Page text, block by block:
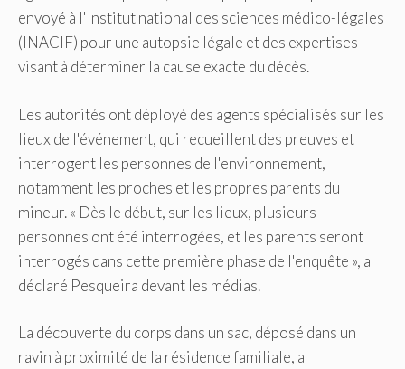
envoyé à l'Institut national des sciences médico-légales
(INACIF) pour une autopsie légale et des expertises
visant à déterminer la cause exacte du décès.
Les autorités ont déployé des agents spécialisés sur les
lieux de l'événement, qui recueillent des preuves et
interrogent les personnes de l'environnement,
notamment les proches et les propres parents du
mineur. « Dès le début, sur les lieux, plusieurs
personnes ont été interrogées, et les parents seront
interrogés dans cette première phase de l'enquête », a
déclaré Pesqueira devant les médias.
La découverte du corps dans un sac, déposé dans un
ravin à proximité de la résidence familiale, a